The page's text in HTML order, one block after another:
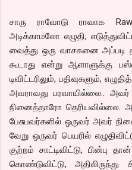
சாரு ராவோடு ராவாக
அடிக்காமலோ எழுதி,
வைத்து ஒரு வாசகனை அப்படி
கூடாது என்று ஆளாளுக்கு
டிவிட்டரிலும், பதிவுகளும்,
அவராவது பரவாயில்லை.. அவர்
நினைத்தாரோ தெரியவில்லை.
பேசுபவர்களில் ஒருவர் அவர்
வேறு ஒருவர் பெயரில்
குற்றம் சாட்டிவிட்டு, பின்பு
கொண்டுவிட்டு,